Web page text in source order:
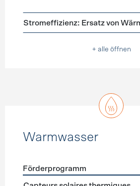
Stromeffizienz: Ersatz von
+ alle öffnen
Warmwasser
Förderprogramme Warmwasser
Förderprogramm